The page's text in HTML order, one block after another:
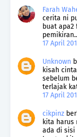
Farah
cerita ni
buat apa2
17 April
Unknown
kisah
sebelum
terlajak
17 April
cikpinz
kita harus
ada di sisi